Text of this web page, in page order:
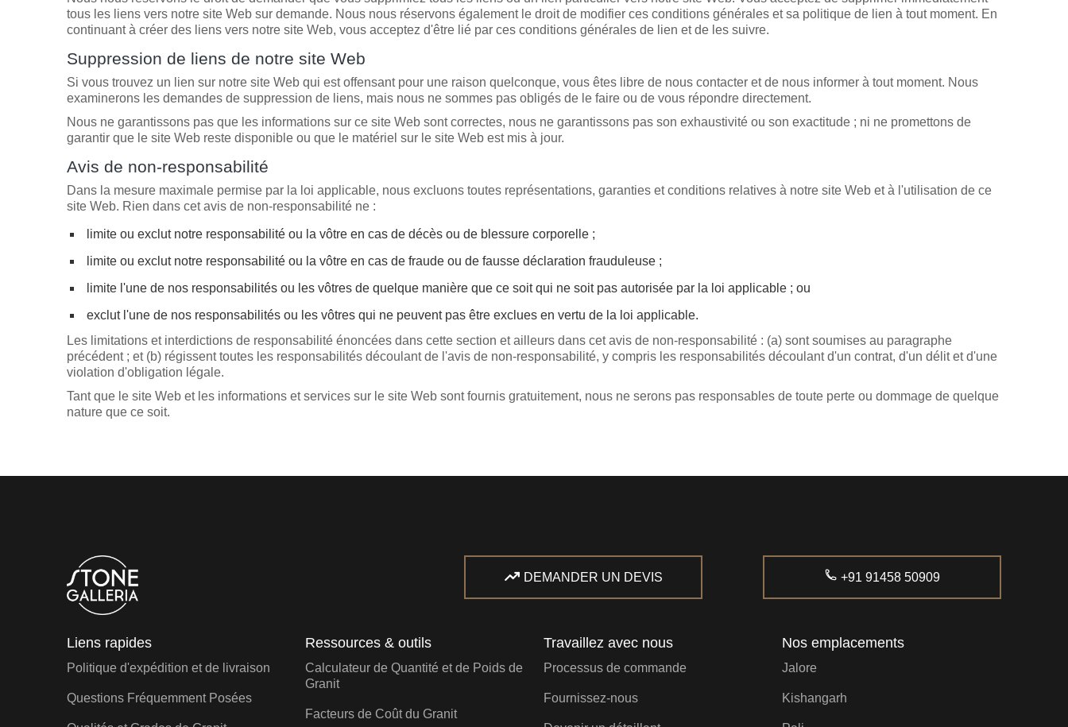
tous les liens vers notre site Web sur demande. Nous nous réservons également le droit de modifier ces conditions générales et sa politique de lien à tout moment. En
continuant à créer des liens vers notre site Web, vous acceptez d'être lié par ces conditions générales de lien et de les suivre.
Suppression de liens de notre site Web
Si vous trouvez un lien sur notre site Web qui est offensant pour une raison quelconque, vous êtes libre de nous contacter et de nous informer à tout moment. Nous
examinerons les demandes de suppression de liens, mais nous ne sommes pas obligés de le faire ou de vous répondre directement.
Nous ne garantissons pas que les informations sur ce site Web sont correctes, nous ne garantissons pas son exhaustivité ou son exactitude ; ni ne promettons de
garantir que le site Web reste disponible ou que le matériel sur le site Web est mis à jour.
Avis de non-responsabilité
Dans la mesure maximale permise par la loi applicable, nous excluons toutes représentations, garanties et conditions relatives à notre site Web et à l'utilisation de ce
site Web. Rien dans cet avis de non-responsabilité ne :
limite ou exclut notre responsabilité ou la vôtre en cas de décès ou de blessure corporelle ;
limite ou exclut notre responsabilité ou la vôtre en cas de fraude ou de fausse déclaration frauduleuse ;
limite l'une de nos responsabilités ou les vôtres de quelque manière que ce soit qui ne soit pas autorisée par la loi applicable ; ou
exclut l'une de nos responsabilités ou les vôtres qui ne peuvent pas être exclues en vertu de la loi applicable.
Les limitations et interdictions de responsabilité énoncées dans cette section et ailleurs dans cet avis de non-responsabilité : (a) sont soumises au paragraphe
précédent ; et (b) régissent toutes les responsabilités découlant de l'avis de non-responsabilité, y compris les responsabilités découlant d'un contrat, d'un délit et d'une
violation d'obligation légale.
Tant que le site Web et les informations et services sur le site Web sont fournis gratuitement, nous ne serons pas responsables de toute perte ou dommage de quelque
nature que ce soit.
DEMANDER UN DEVIS +91 91458 50909
Liens rapides
Politique d'expédition et de livraison
Questions Fréquemment Posées
Ressources & outils
Calculateur de Quantité et de Poids de
Granit
Facteurs de Coût du Granit
Travaillez avec nous
Processus de commande
Fournissez-nous
Nos emplacements
Jalore
Kishangarh